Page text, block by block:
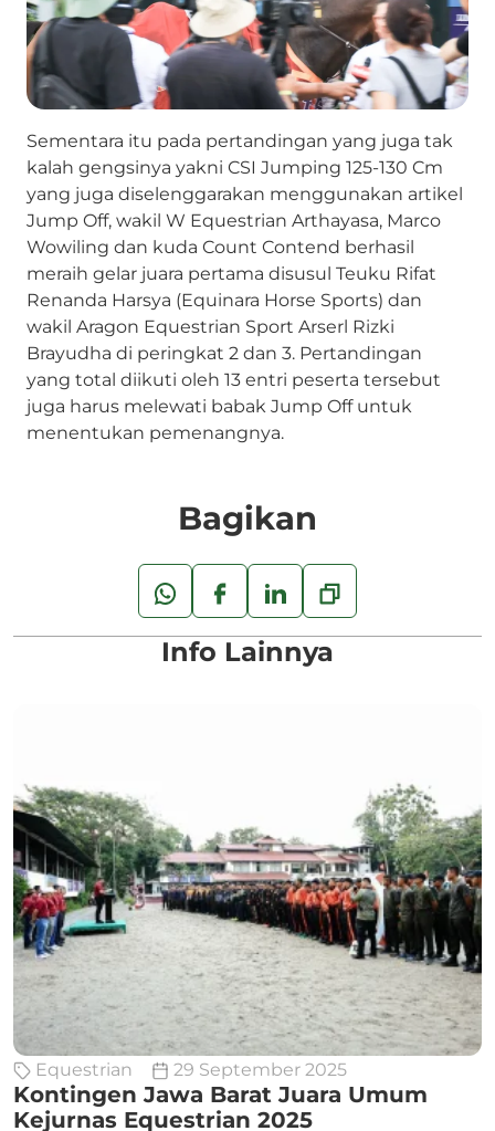
Sementara itu pada pertandingan yang juga tak
kalah gengsinya yakni CSI Jumping 125-130 Cm
yang juga diselenggarakan menggunakan artikel
Jump Off, wakil W Equestrian Arthayasa, Marco
Wowiling dan kuda Count Contend berhasil
meraih gelar juara pertama disusul Teuku Rifat
Renanda Harsya (Equinara Horse Sports) dan
wakil Aragon Equestrian Sport Arserl Rizki
Brayudha di peringkat 2 dan 3. Pertandingan
yang total diikuti oleh 13 entri peserta tersebut
juga harus melewati babak Jump Off untuk
menentukan pemenangnya.
Bagikan
Info Lainnya
Equestrian 29 September 2025
Kontingen Jawa Barat Juara Umum
Kejurnas Equestrian 2025